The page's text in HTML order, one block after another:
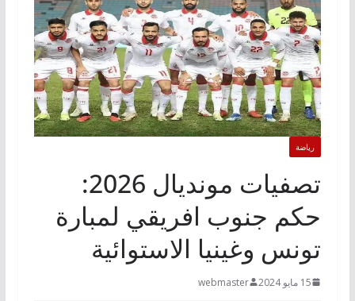
رياضة
تصفيات مونديال 2026:
حكم جنوب افريقي لمبارة
تونس وغينيا الاستوائية
15 مايو 2024 webmaster